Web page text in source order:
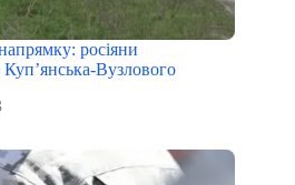
росіяни
Вузлового